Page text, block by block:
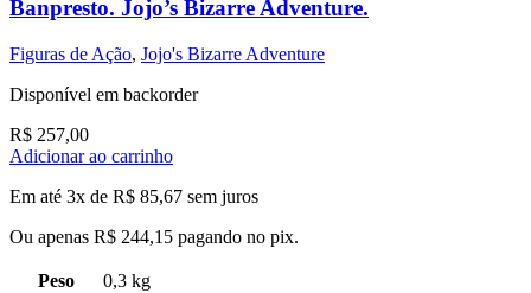
Banpresto. Jojo’s Bizarre Adventure.
Figuras de Ação, Jojo's Bizarre Adventure
Disponível em backorder
R$ 257,00
Adicionar ao carrinho
Em até 3x de R$ 85,67 sem juros
Ou apenas R$ 244,15 pagando no pix.
Peso
0,3 kg